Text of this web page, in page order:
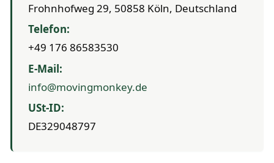
Frohnhofweg 29, 50858 Köln, Deutschland
Telefon:
+49 176 86583530
E-Mail:
info@movingmonkey.de
USt-ID:
DE329048797